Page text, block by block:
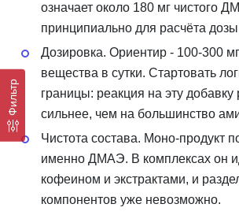
Фильтр
означает около 180 мг чистого
принципиально для расчёта
Дозировка. Ориентир - 100-300
вещества в сутки. Стартовать
границы: реакция на эту добавку
сильнее, чем на большинство
Чистота состава. Моно-продукт
именно ДМАЭ. В комплексах он
кофеином и экстрактами, и
компонентов уже невозможно.